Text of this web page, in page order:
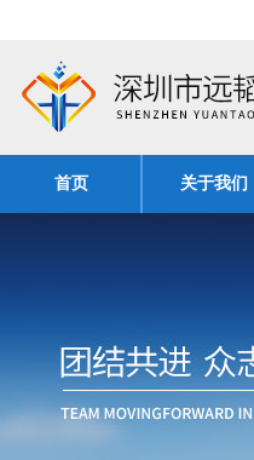
首页 关于我们